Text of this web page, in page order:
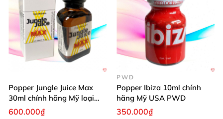
Popper Jungle Juice Max
30ml chính hãng Mỹ loại
mạnh cho Top Bot
600.000₫
PWD
Popper Ibiza 10ml chính
hãng Mỹ USA PWD
350.000₫